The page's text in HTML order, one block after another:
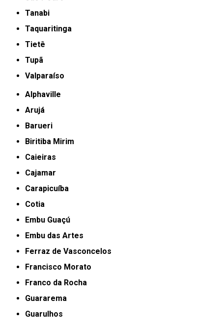
Tanabi
Taquaritinga
Tietê
Tupã
Valparaíso
Alphaville
Arujá
Barueri
Biritiba Mirim
Caieiras
Cajamar
Carapicuíba
Cotia
Embu Guaçú
Embu das Artes
Ferraz de Vasconcelos
Francisco Morato
Franco da Rocha
Guararema
Guarulhos